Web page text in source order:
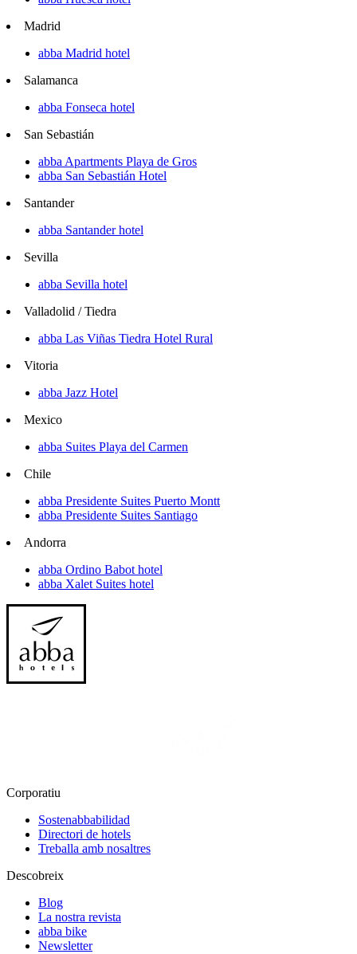
Madrid
abba Madrid hotel
Salamanca
abba Fonseca hotel
San Sebastián
abba Apartments Playa de Gros
abba San Sebastián Hotel
Santander
abba Santander hotel
Sevilla
abba Sevilla hotel
Valladolid / Tiedra
abba Las Viñas Tiedra Hotel Rural
Vitoria
abba Jazz Hotel
Mexico
abba Suites Playa del Carmen
Chile
abba Presidente Suites Puerto Montt
abba Presidente Suites Santiago
Andorra
abba Ordino Babot hotel
abba Xalet Suites hotel
Corporatiu
Sostenabbabilidad
Directori de hotels
Treballa amb nosaltres
Descobreix
Blog
La nostra revista
abba bike
Newsletter